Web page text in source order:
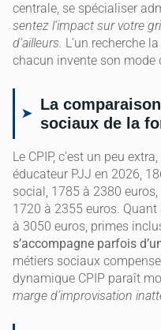
centrale, se spécialiser
sentez l’impact sur votre
d’ailleurs. L’un recherche
chacun invente son mode
La
sociaux de la
Le CPIP, c’est un peu
éducateur PJJ en 2026,
social, 1785 à 2380
1720 à 2355 euros. Quant
à 3050 euros, primes
s’accompagne parfois
métiers sociaux
dynamique CPIP paraît
marge d’improvisation